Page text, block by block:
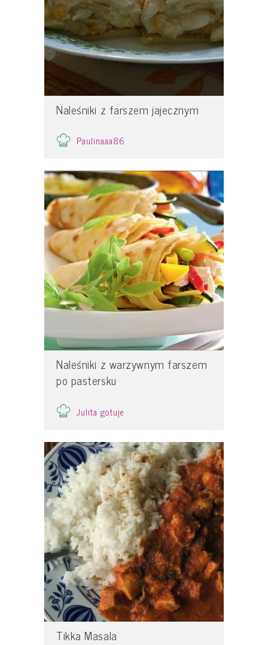
Naleśniki z farszem jajecznym
Paulinaaa86
Naleśniki z warzywnym farszem
po pastersku
Julita gotuje
Tikka Masala